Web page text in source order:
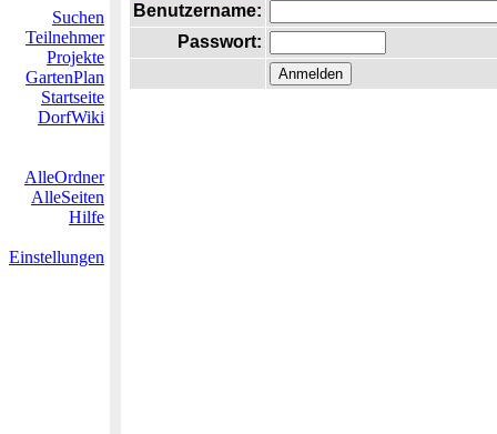
Suchen
Teilnehmer
Projekte
GartenPlan
Startseite
DorfWiki
AlleOrdner
AlleSeiten
Hilfe
Einstellungen
Benutzername:
Passwort: